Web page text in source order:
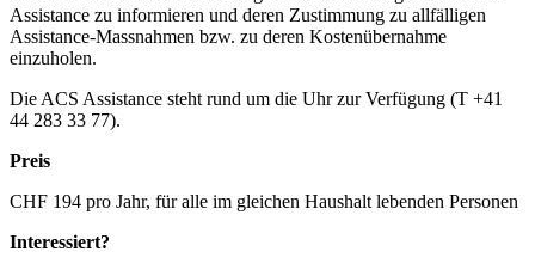
Assistance zu informieren und deren Zustimmung zu allfälligen
Assistance-Massnahmen bzw. zu deren Kostenübernahme
einzuholen.
Die ACS Assistance steht rund um die Uhr zur Verfügung (T +41
44 283 33 77).
Preis
CHF 194 pro Jahr, für alle im gleichen Haushalt lebenden Personen
Interessiert?